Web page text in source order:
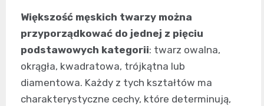
Większość męskich twarzy można
przyporządkować do jednej z pięciu
podstawowych kategorii: twarz owalna,
okrągła, kwadratowa, trójkątna lub
diamentowa. Każdy z tych kształtów ma
charakterystyczne cechy, które determinują,